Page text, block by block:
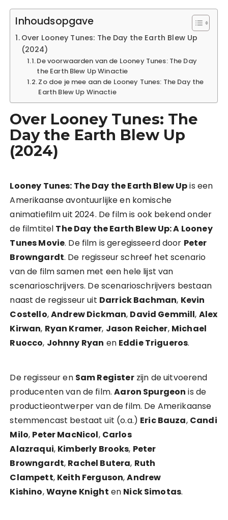
Inhoudsopgave
Over Looney Tunes: The Day the Earth Blew Up
(2024)
De voorwaarden van de Looney Tunes: The Day
the Earth Blew Up Winactie
Zo doe je mee aan de Looney Tunes: The Day the
Earth Blew Up Winactie
Over Looney Tunes: The
Day the Earth Blew Up
(2024)
Looney Tunes: The Day the Earth Blew Upis een
Amerikaanse avontuurlijke en komische
animatiefilm uit 2024. De film is ook bekend onder
de filmtitel The Day the Earth Blew Up: A Looney
Tunes Movie. De film is geregisseerd door Peter
Browngardt. De regisseur schreef het scenario
van de film samen met een hele lijst van
scenarioschrijvers. De scenarioschrijvers bestaan
naast de regisseur uit Darrick Bachman, Kevin
Costello,Andrew Dickman, David Gemmill, Alex
Kirwan, Ryan Kramer, Jason Reicher, Michael
Ruocco, Johnny Ryan en Eddie Trigueros.
De regisseur en Sam Registerzijn de uitvoerend
producenten van de film.Aaron Spurgeon is de
productieontwerper van de film. De Amerikaanse
stemmencast bestaat uit (o.a.) Eric Bauza, Candi
Milo, Peter MacNicol, Carlos
Alazraqui, Kimberly Brooks, Peter
Browngardt, Rachel Butera, Ruth
Clampett, Keith Ferguson,Andrew
Kishino,Wayne Knight en Nick Simotas.